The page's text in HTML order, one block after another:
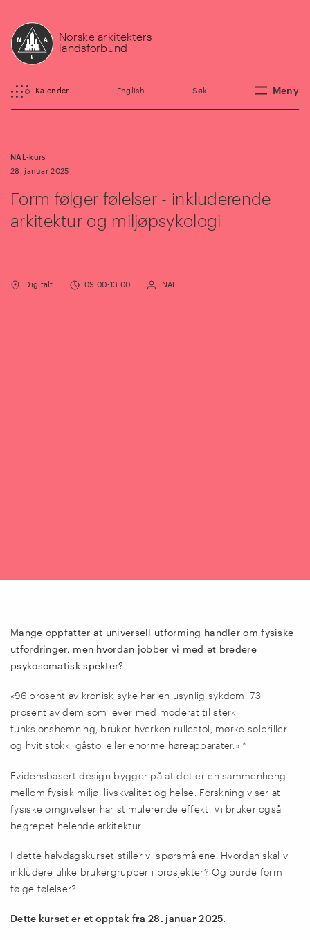
Norske arkitekters
landsforbund
Kalender English Søk Meny
NAL-kurs
28. januar 2025
Form følger følelser - inkluderende
arkitektur og miljøpsykologi
Digitalt 09:00-13:00 NAL
Mange oppfatter at universell utforming handler om fysiske
utfordringer, men hvordan jobber vi med et bredere
psykosomatisk spekter?
«96 prosent av kronisk syke har en usynlig sykdom. 73
prosent av dem som lever med moderat til sterk
funksjonshemning, bruker hverken rullestol, mørke solbriller
og hvit stokk, gåstol eller enorme høreapparater.» *
Evidensbasert design bygger på at det er en sammenheng
mellom fysisk miljø, livskvalitet og helse. Forskning viser at
fysiske omgivelser har stimulerende effekt. Vi bruker også
begrepet helende arkitektur.
I dette halvdagskurset stiller vi spørsmålene: Hvordan skal vi
inkludere ulike brukergrupper i prosjekter? Og burde form
følge følelser?
Dette kurset er et opptak fra 28. januar 2025.